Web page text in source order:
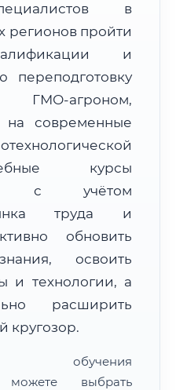
МСК (UTC+3)
Дистанционно
4–6 рабочих дней
ФИС ФРДО
увеличения и просмотра
в
регионов пройти
и
переподготовку
агроном,
на современные
курсы
с учётом
труда и
обновить
освоить
и технологии, а
расширить
кругозор.
обучения
выбрать